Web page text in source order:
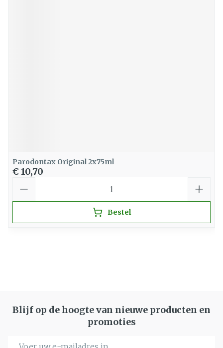
Parodontax Original 2x75ml
€ 10,70
Bestel
Blijf op de hoogte van nieuwe producten en
promoties